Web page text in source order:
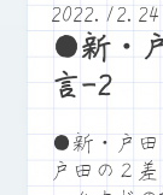
2022.12.24
●新・
言-2
●新・戸田
戸田の２